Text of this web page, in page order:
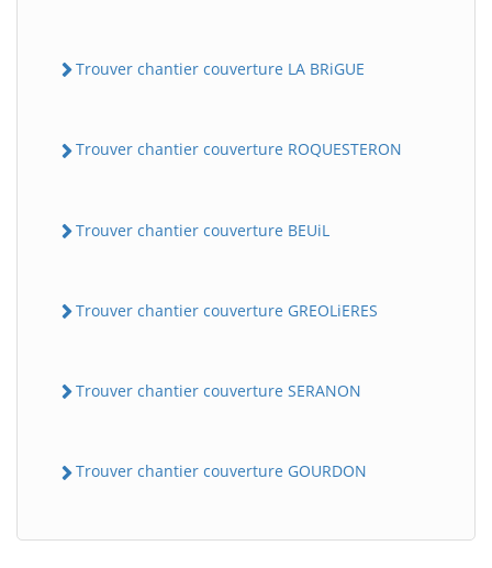
Trouver chantier couverture LA BRiGUE
Trouver chantier couverture ROQUESTERON
Trouver chantier couverture BEUiL
Trouver chantier couverture GREOLiERES
Trouver chantier couverture SERANON
Trouver chantier couverture GOURDON